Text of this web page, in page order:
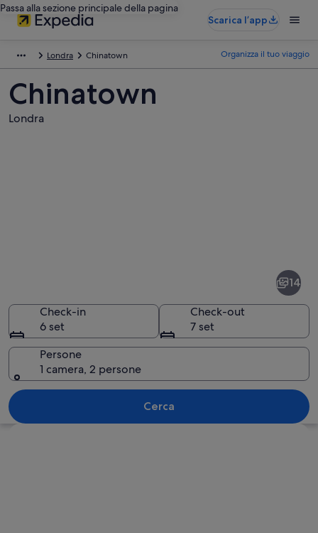
Passa alla sezione principale della pagina
Scarica l’app
Londra Chinatown Organizza il tuo viaggio
Chinatown
Londra
Una strada fiancheggiata da negozi,
14
Check-in
6 set
Check-out
7 set
Persone
1 camera, 2 persone
Cerca